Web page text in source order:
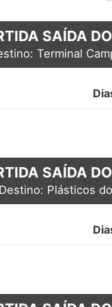
SAÍDA
Terminal
SAÍDA
Destino: Plásticos